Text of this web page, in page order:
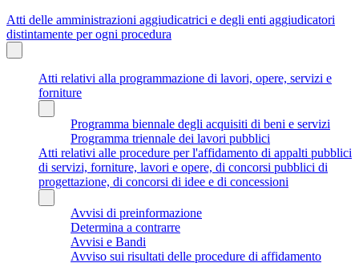
Atti delle amministrazioni aggiudicatrici e degli enti aggiudicatori
distintamente per ogni procedura
Atti relativi alla programmazione di lavori, opere, servizi e
forniture
Programma biennale degli acquisiti di beni e servizi
Programma triennale dei lavori pubblici
Atti relativi alle procedure per l'affidamento di appalti pubblici
di servizi, forniture, lavori e opere, di concorsi pubblici di
progettazione, di concorsi di idee e di concessioni
Avvisi di preinformazione
Determina a contrarre
Avvisi e Bandi
Avviso sui risultati delle procedure di affidamento